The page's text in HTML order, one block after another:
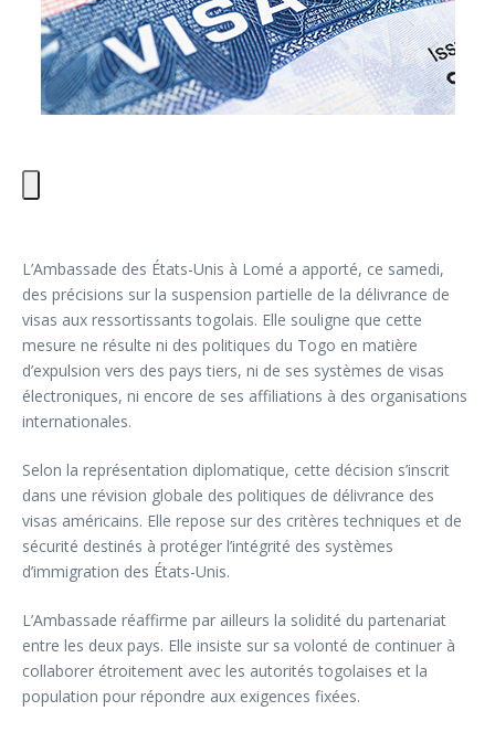
L’Ambassade des États-Unis à Lomé a apporté, ce samedi,
des précisions sur la suspension partielle de la délivrance de
visas aux ressortissants togolais. Elle souligne que cette
mesure ne résulte ni des politiques du Togo en matière
d’expulsion vers des pays tiers, ni de ses systèmes de visas
électroniques, ni encore de ses affiliations à des organisations
internationales.
Selon la représentation diplomatique, cette décision s’inscrit
dans une révision globale des politiques de délivrance des
visas américains. Elle repose sur des critères techniques et de
sécurité destinés à protéger l’intégrité des systèmes
d’immigration des États-Unis.
L’Ambassade réaffirme par ailleurs la solidité du partenariat
entre les deux pays. Elle insiste sur sa volonté de continuer à
collaborer étroitement avec les autorités togolaises et la
population pour répondre aux exigences fixées.